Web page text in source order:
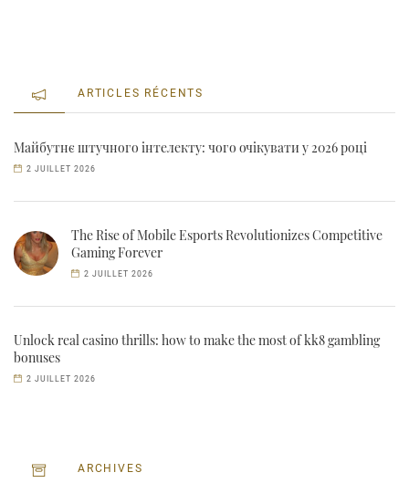
ARTICLES RÉCENTS
Майбутнє штучного інтелекту: чого очікувати у 2026 році
2 JUILLET 2026
The Rise of Mobile Esports Revolutionizes Competitive
Gaming Forever
2 JUILLET 2026
Unlock real casino thrills: how to make the most of kk8 gambling
bonuses
2 JUILLET 2026
ARCHIVES